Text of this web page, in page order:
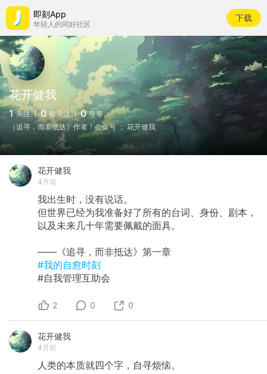
即刻App
年轻人的同好社区
下载
花开健我
1 关注 0 被关注 0 夸夸
（追寻，而非抵达）作者！公众号 ； 花开健我
花开健我
4月前
我出生时，没有说话。
但世界已经为我准备好了所有的台词、身份、剧本，
以及未来几十年需要佩戴的面具。
——《追寻，而非抵达》第一章
#我的自愈时刻
#自我管理互助会
2 0 0
花开健我
4月前
人类的本质就四个字，自寻烦恼。